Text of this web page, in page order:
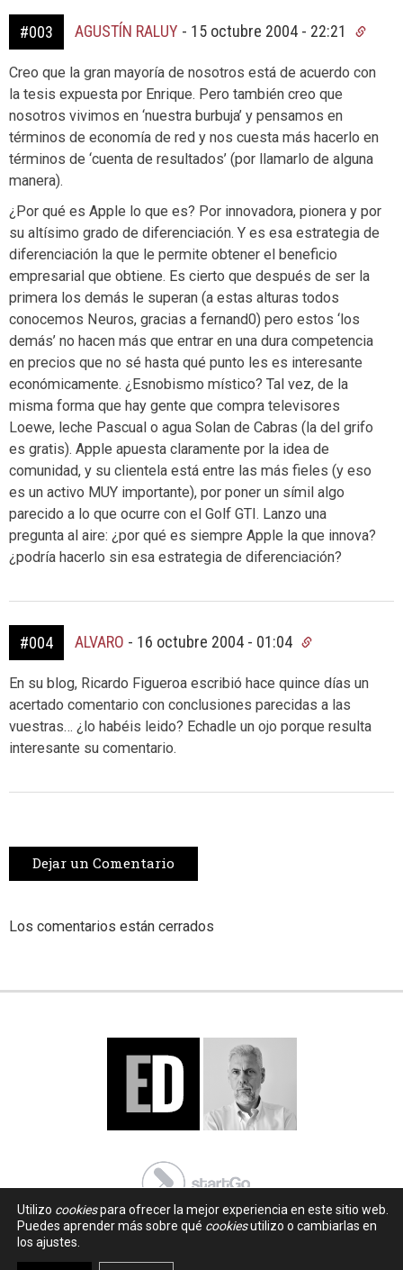
#003 AGUSTÍN RALUY - 15 octubre 2004 - 22:21
Creo que la gran mayoría de nosotros está de acuerdo con
la tesis expuesta por Enrique. Pero también creo que
nosotros vivimos en ‘nuestra burbuja’ y pensamos en
términos de economía de red y nos cuesta más hacerlo en
términos de ‘cuenta de resultados’ (por llamarlo de alguna
manera).
¿Por qué es Apple lo que es? Por innovadora, pionera y por
su altísimo grado de diferenciación. Y es esa estrategia de
diferenciación la que le permite obtener el beneficio
empresarial que obtiene. Es cierto que después de ser la
primera los demás le superan (a estas alturas todos
conocemos Neuros, gracias a fernand0) pero estos ‘los
demás’ no hacen más que entrar en una dura competencia
en precios que no sé hasta qué punto les es interesante
económicamente. ¿Esnobismo místico? Tal vez, de la
misma forma que hay gente que compra televisores
Loewe, leche Pascual o agua Solan de Cabras (la del grifo
es gratis). Apple apuesta claramente por la idea de
comunidad, y su clientela está entre las más fieles (y eso
es un activo MUY importante), por poner un símil algo
parecido a lo que ocurre con el Golf GTI. Lanzo una
pregunta al aire: ¿por qué es siempre Apple la que innova?
¿podría hacerlo sin esa estrategia de diferenciación?
#004 ALVARO - 16 octubre 2004 - 01:04
En su blog, Ricardo Figueroa escribió hace quince días un
acertado comentario con conclusiones parecidas a las
vuestras… ¿lo habéis leido? Echadle un ojo porque resulta
interesante su comentario.
Dejar un Comentario
Los comentarios están cerrados
Utilizo cookiespara ofrecer la mejor experiencia en este sitio web.
Puedes aprender más sobre qué cookiesutilizo o cambiarlas en
los ajustes.